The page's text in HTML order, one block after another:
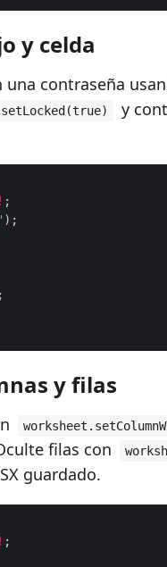
y celda
contraseña
y
!
y filas
filas con
guardado.
!